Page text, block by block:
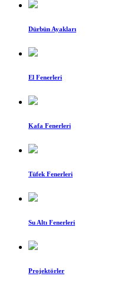
Dürbün Ayakları
El Fenerleri
Kafa Fenerleri
Tüfek Fenerleri
Su Altı Fenerleri
Projektörler